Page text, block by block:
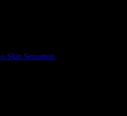
Skin Sensation